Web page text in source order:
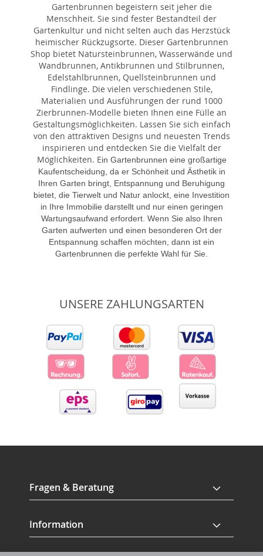
Gartenbrunnen begeistern seit jeher die
Menschheit. Sie sind fester Bestandteil der
Gartenkultur und nicht selten auch das Herzstück
heimischer Rückzugsorte. Dieser Gartenbrunnen
Shop bietet Natursteinbrunnen, Wasserwände und
Wandbrunnen, Antikbrunnen und Stilbrunnen,
Edelstahlbrunnen, Quellsteinbrunnen und
Findlinge. Die vielen verschiedenen Stile,
Materialien und Ausführungen der rund 1000
Zierbrunnen-Modelle bieten Ihnen eine Fülle an
Gestaltungsmöglichkeiten. Lassen Sie sich einfach
von den attraktiven Designs und neuesten Trends
inspirieren und entdecken Sie die Vielfalt der
Möglichkeiten. Ein Gartenbrunnen eine großartige
Kaufentscheidung, da er Schönheit und Ästhetik in
Ihren Garten bringt, Entspannung und Beruhigung
bietet, die Tierwelt und Natur anlockt, eine Investition
in Ihre Immobilie darstellt und nur einen geringen
Wartungsaufwand erfordert. Wenn Sie also Ihren
Garten aufwerten und einen besonderen Ort der
Entspannung schaffen möchten, dann ist ein
Gartenbrunnen die perfekte Wahl für Sie.
UNSERE ZAHLUNGSARTEN
Fragen & Beratung
Information